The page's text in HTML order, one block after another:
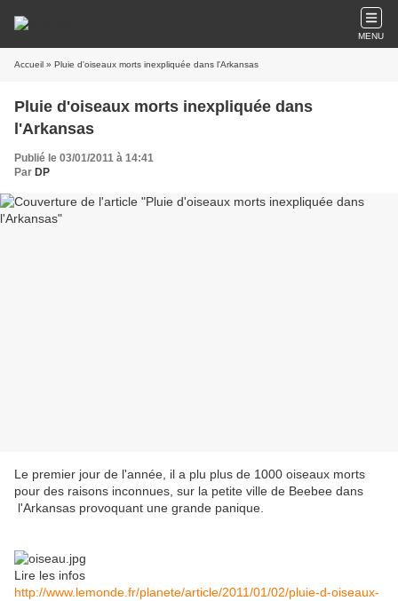
MENU
Accueil » Pluie d'oiseaux morts inexpliquée dans l'Arkansas
Pluie d'oiseaux morts inexpliquée dans
l'Arkansas
Publié le 03/01/2011 à 14:41
Par DP
Le premier jour de l'année, il a plu plus de 1000 oiseaux morts
pour des raisons inconnues, sur la petite ville de Beebee dans
l'Arkansas provoquant une grande panique.
Lire les infos
http://www.lemonde.fr/planete/article/2011/01/02/pluie-d-oiseaux-